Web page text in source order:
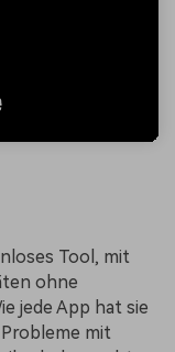
Tool, mit
ohne
jede App hat sie
mit